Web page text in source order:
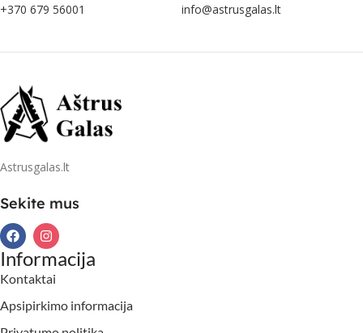
+370 679 56001 info@astrusgalas.lt
Astrusgalas.lt
Sekite mus
Informacija
Kontaktai
Apsipirkimo informacija